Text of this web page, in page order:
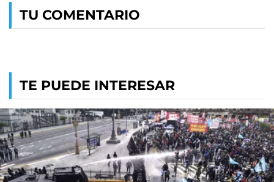
TU COMENTARIO
TE PUEDE INTERESAR